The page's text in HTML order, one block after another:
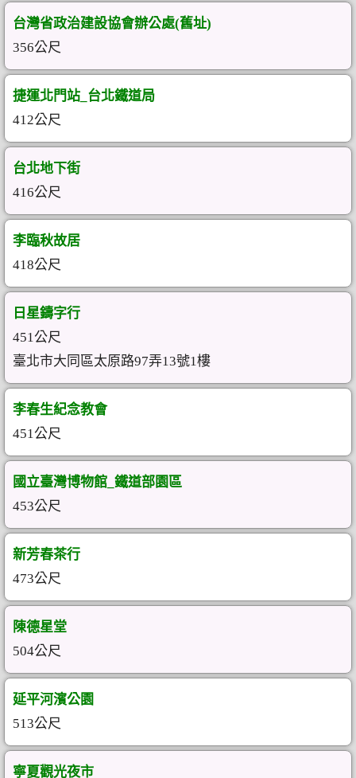
台灣省政治建設協會辦公處(舊址)
356公尺
捷運北門站_台北鐵道局
412公尺
台北地下街
416公尺
李臨秋故居
418公尺
日星鑄字行
451公尺
臺北市大同區太原路97弄13號1樓
李春生紀念教會
451公尺
國立臺灣博物館_鐵道部園區
453公尺
新芳春茶行
473公尺
陳德星堂
504公尺
延平河濱公園
513公尺
寧夏觀光夜市